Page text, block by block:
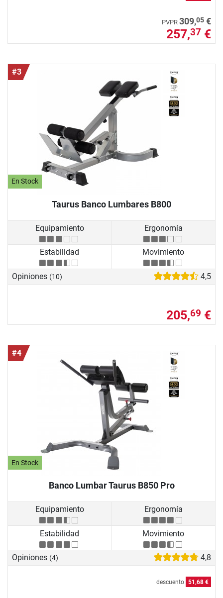
PVPR 309,05 €
257,37 €
#3
En Stock
Taurus Banco Lumbares B800
Equipamiento Ergonomía
Estabilidad Movimiento
Opiniones (10) 4,5
205,69 €
#4
En Stock
Banco Lumbar Taurus B850 Pro
Equipamiento Ergonomía
Estabilidad Movimiento
Opiniones (4) 4,8
descuento 51,68 €